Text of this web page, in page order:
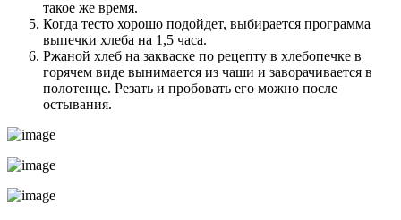
такое же время.
Когда тесто хорошо подойдет, выбирается программа
выпечки хлеба на 1,5 часа.
Ржаной хлеб на закваске по рецепту в хлебопечке в
горячем виде вынимается из чаши и заворачивается в
полотенце. Резать и пробовать его можно после
остывания.